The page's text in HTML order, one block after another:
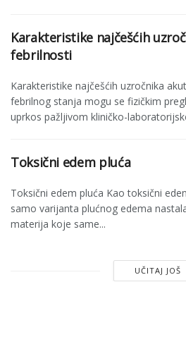
Karakteristike najčešćih
febrilnosti
Karakteristike najčešćih uzročnika
febrilnog stanja mogu se fizič­kim
uprkos pažljivom kliničko-
Toksični edem pluća
Toksični edem pluća Kao toksični
samo varijanta plućnog edema
materija koje same...
UČITAJ JOŠ